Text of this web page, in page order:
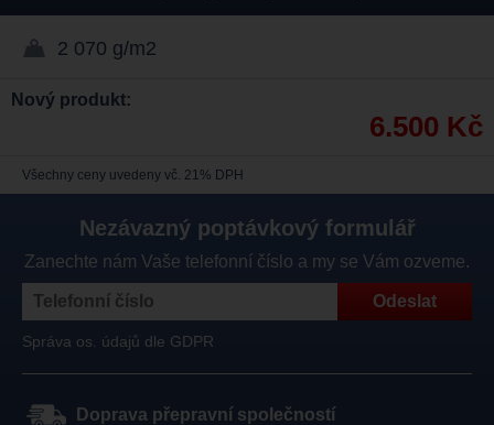
2 070 g/m2
Nový produkt:
6.500 Kč
Všechny ceny uvedeny vč. 21% DPH
Nezávazný poptávkový formulář
Zanechte nám Vaše telefonní číslo a my se Vám ozveme.
Správa os. údajů dle GDPR
Doprava přepravní společností